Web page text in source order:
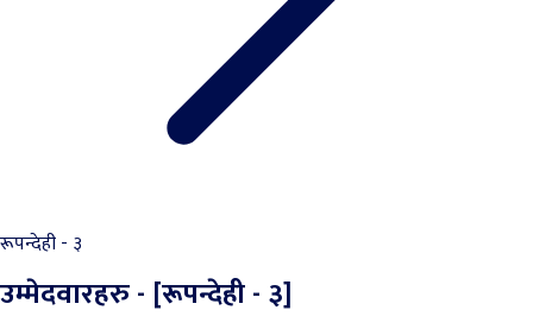
रूपन्देही - ३
उम्मेदवारहरु - [रूपन्देही - ३]